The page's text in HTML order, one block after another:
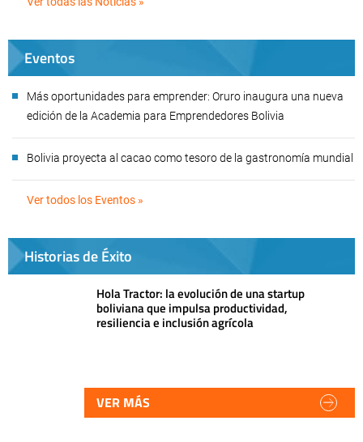
Eventos
Más oportunidades para emprender: Oruro inaugura una nueva
edición de la Academia para Emprendedores Bolivia
Bolivia proyecta al cacao como tesoro de la gastronomía mundial
Ver todos los Eventos »
Historias de Éxito
Hola Tractor: la evolución de una startup
boliviana que impulsa productividad,
resiliencia e inclusión agrícola
VER MÁS